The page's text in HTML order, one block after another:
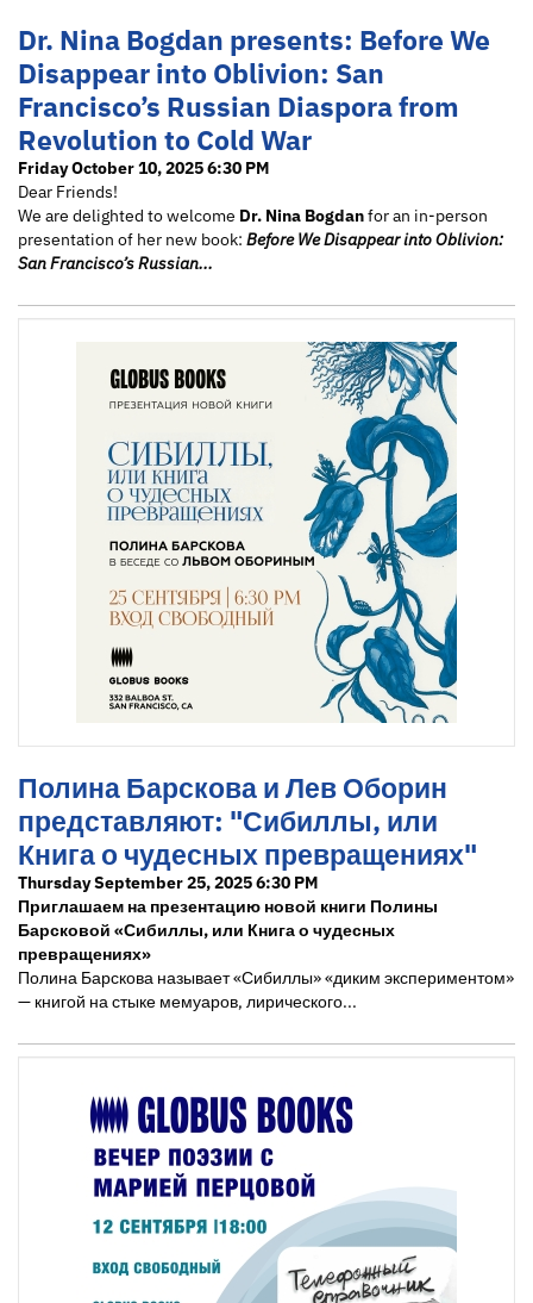
Dr. Nina Bogdan presents: Before We
Disappear into Oblivion: San
Francisco’s Russian Diaspora from
Revolution to Cold War
Friday October 10, 2025 6:30 PM
Dear Friends!
We are delighted to welcome Dr. Nina Bogdanfor an in-person
presentation of her new book: Before We Disappear into Oblivion:
San Francisco’s Russian...
Полина Барскова и Лев Оборин
представляют: "Сибиллы, или
Книга о чудесных превращениях"
Thursday September 25, 2025 6:30 PM
Приглашаем на презентацию новой книги Полины
Барсковой «Сибиллы, или Книга о чудесных
превращениях»
Полина Барскова называет «Сибиллы» «диким экспериментом»
— книгой на стыке мемуаров, лирического...